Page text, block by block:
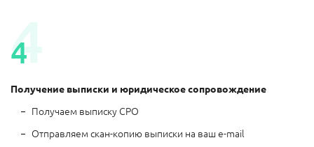
Получение выписки и юридическое сопровождение
Получаем выписку СРО
Отправляем скан-копию выписки на ваш e-mail